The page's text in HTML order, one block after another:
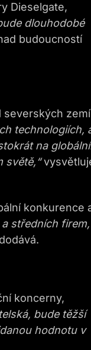
Dieselgate,
dlouhodobé
budoucností
severských
technologiích,
na
světě,“
konkurence
středních
dodává.
koncerny,
bude těžší
hodnotu v